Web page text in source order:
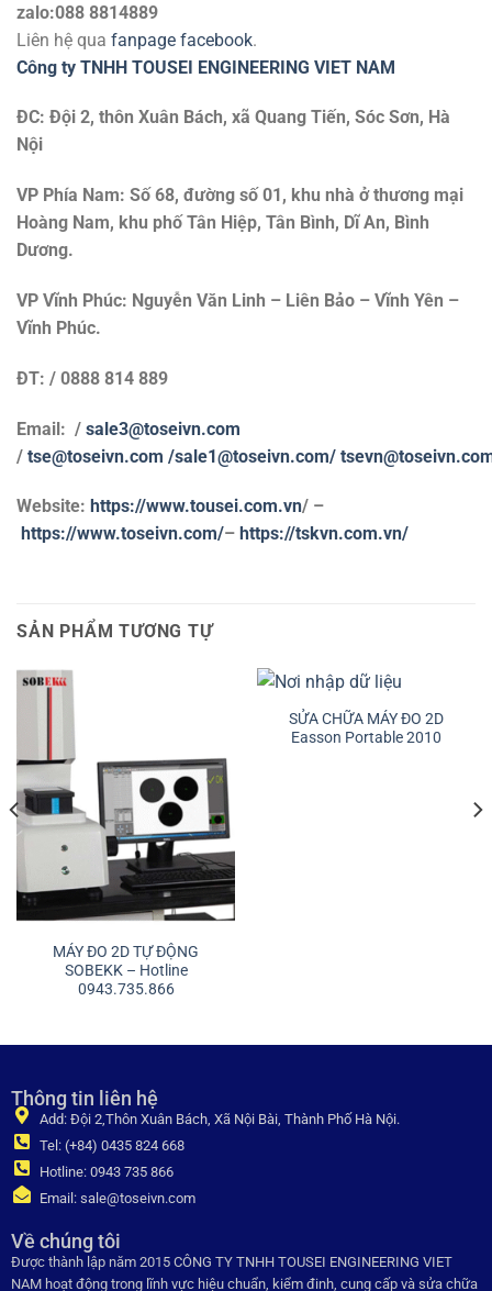
zalo:088 8814889
Liên hệ qua fanpage facebook.
Công ty TNHH TOUSEI ENGINEERING VIET NAM
ĐC: Đội 2, thôn Xuân Bách, xã Quang Tiến, Sóc Sơn, Hà
Nội
VP Phía Nam: Số 68, đường số 01, khu nhà ở thương mại
Hoàng Nam, khu phố Tân Hiệp, Tân Bình, Dĩ An, Bình
Dương.
VP Vĩnh Phúc: Nguyễn Văn Linh – Liên Bảo – Vĩnh Yên –
Vĩnh Phúc.
ĐT: / 0888 814 889
Email: / sale3@toseivn.com
/ tse@toseivn.com /sale1@toseivn.com/
Website: https://www.tousei.com.vn/ –
https://www.toseivn.com/– https://tskvn.com.vn/
SẢN PHẨM TƯƠNG TỰ
MÁY ĐO 2D TỰ ĐỘNG
SOBEKK – Hotline
0943.735.866
SỬA CHỮA MÁY ĐO 2D
Easson Portable 2010
Thông tin liên hệ
Add: Đội 2,Thôn Xuân Bách, Xã Nội Bài, Thành Phố Hà Nội.
Tel: (+84) 0435 824 668
Hotline: 0943 735 866
Email: sale@toseivn.com
Về chúng tôi
Được thành lập năm 2015 CÔNG TY TNHH TOUSEI ENGINEERING VIET
NAM hoạt động trong lĩnh vực hiệu chuẩn, kiểm đinh, cung cấp và sửa chữa